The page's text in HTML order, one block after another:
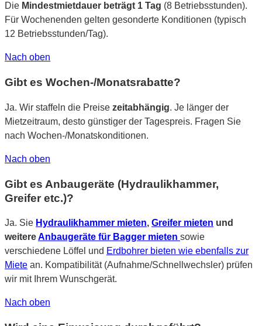
Die Mindestmietdauer beträgt 1 Tag (8 Betriebsstunden).
Für Wochenenden gelten gesonderte Konditionen (typisch
12 Betriebsstunden/Tag).
Nach oben
Gibt es Wochen-/Monatsrabatte?
Ja. Wir staffeln die Preise zeitabhängig. Je länger der
Mietzeitraum, desto günstiger der Tagespreis. Fragen Sie
nach Wochen-/Monatskonditionen.
Nach oben
Gibt es Anbaugeräte (Hydraulikhammer,
Greifer etc.)?
Ja. Sie Hydraulikhammer mieten, Greifer mieten und
weitereAnbaugeräte für Bagger mieten sowie
verschiedene Löffel und Erdbohrer bieten wie ebenfalls zur
Miete an. Kompatibilität (Aufnahme/Schnellwechsler) prüfen
wir mit Ihrem Wunschgerät.
Nach oben